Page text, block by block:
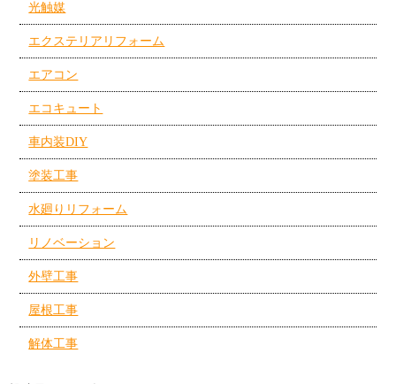
光触媒
エクステリアリフォーム
エアコン
エコキュート
車内装DIY
塗装工事
水廻りリフォーム
リノベーション
外壁工事
屋根工事
解体工事